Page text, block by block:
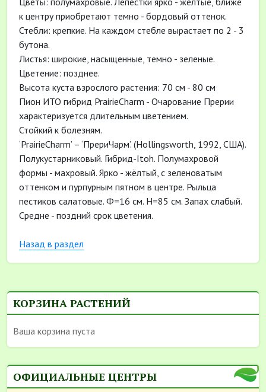
к центру приобретают темно - бордовый оттенок.
Стебли: крепкие. На каждом стебле вырастает по 2 - 3
бутона.
Листья: широкие, насыщенные, темно - зеленые.
Цветение: позднее.
Высота куста взрослого растения: 70 см - 80 см
Пион ИТО гибрид PrairieCharm - Очарование Прерии
характеризуется длительным цветением.
Стойкий к болезням.
‘PrairieCharm’ – ‘ПрериЧарм’. (Hollingsworth, 1992, США).
Полукустарниковый. Гибрид-Itoh. Полумахровой
формы - махровый. Ярко - жёлтый, с зеленоватым
оттенком и пурпурным пятном в центре. Рыльца
пестиков салатовые. Ф=16 см. Н=85 см. Запах слабый.
Средне - поздний срок цветения.
Назад в раздел
КОРЗИНА РАСТЕНИЙ
Ваша корзина пуста
ОФИЦИАЛЬНЫЕ ЦЕНТРЫ